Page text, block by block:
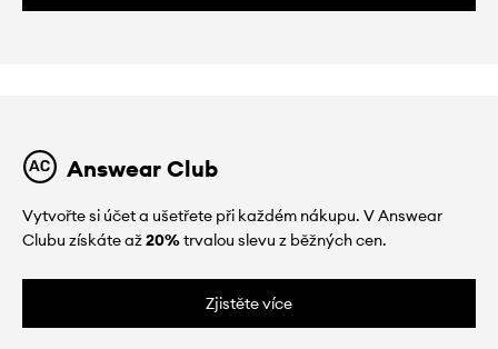
Answear Club
Vytvořte si účet a ušetřete při každém nákupu. V Answear
Clubu získáte až20%trvalou slevu z běžných cen.
Zjistěte více